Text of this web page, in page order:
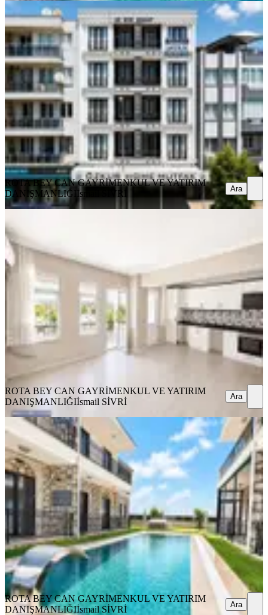
KOMBİLİ
Rota'dan | Manzaralı | Cadde Üzeri |
Ön Cephe Fırsat Daire
Ayvalık, Altınova Mahallesi
2+1·83 m² · 4. Kat · 03.08.2026
3.950.000 ₺
ROTA BEY CAN GAYRİMENKUL VE YATIRIM
DANIŞMANLIĞI
İsmail SİVRİ
Ara
ROTA BEY CAN GAYRİMENKUL VE YATIRIM
DANIŞMANLIĞI İsmail SİVRİ Ara
Ayvalık, Altınova Mahallesi
3+1· 3. Kat 03.08.2026
3.400.000 ₺
ROTA BEY CAN GAYRİMENKUL VE YATIRIM
DANIŞMANLIĞI
İsmail SİVRİ
ROTA BEY CAN GAYRİMENKUL VE YATIRIM
DANIŞMANLIĞIİsmail SİVRİ Ara
Rotadan | Siberlife Sitesinde|
Güvenlikli|havuzlu|ultra Lüx 1+1
Ayvalık, Altınova Mahallesi
1+1· 57 m²·Bahçe katı ·03.08.2026
6.500.000 ₺
ROTA BEY CAN GAYRİMENKUL VE YATIRIM
DANIŞMANLIĞIİsmail SİVRİ
Ara
ROTA BEY CAN GAYRİMENKUL VE YATIRIM
DANIŞMANLIĞIİsmail SİVRİ Ara